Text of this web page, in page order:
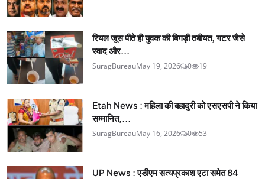
रियल जूस पीते ही युवक की बिगड़ी तबीयत, गटर जैसे
स्वाद और...
SuragBureauMay 19, 2026 0 19
Etah News : महिला की बहादुरी को एसएसपी ने किया
सम्मानित,...
SuragBureauMay 16, 2026 0 53
UP News : एडीएम सत्यप्रकाश एटा समेत 84